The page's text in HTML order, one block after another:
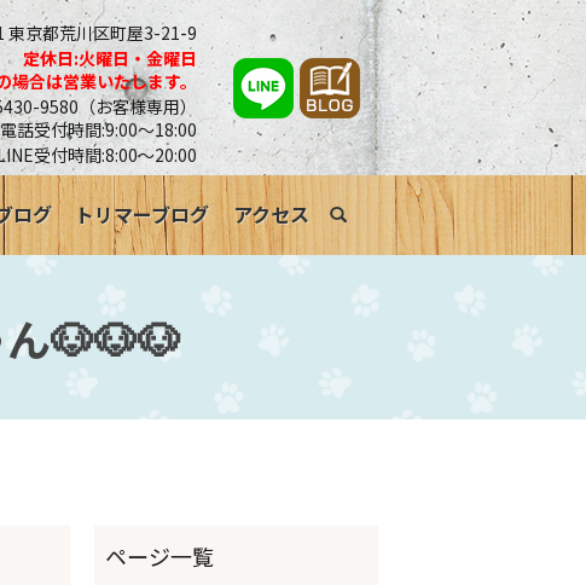
東京都荒川区町屋3-21-9
定休日:火曜日・金曜日
合は営業いたします。
9580（お客様専用）
話受付時間:9:00～18:00
受付時間:8:00～20:00
ログ トリマーブログ アクセス search
🐶🐶🐶